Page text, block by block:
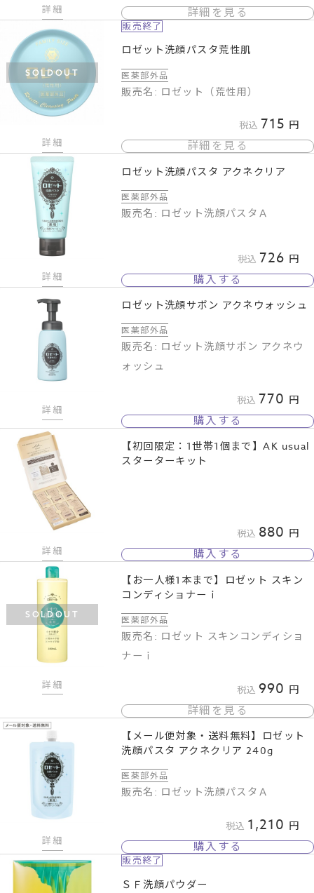
詳細 詳細を見る
SOLDOUT
詳細
販売終了
ロゼット洗顔パスタ荒性肌
医薬部外品
販売名: ロゼット（荒性用）
税込 715
詳細を見る
詳細
ロゼット洗顔パスタ アクネクリア
医薬部外品
販売名: ロゼット洗顔パスタＡ
税込 726
購入する
詳細
ロゼット洗顔サボン アクネウォッシュ
医薬部外品
販売名: ロゼット洗顔サボン アクネウ
ォッシュ
税込 770
購入する
詳細
【初回限定：1世帯1個まで】AK usual
スターターキット
税込 880
購入する
SOLDOUT
詳細
【お一人様1本まで】ロゼット スキン
コンディショナーｉ
医薬部外品
販売名: ロゼット スキンコンディショ
ナーｉ
税込 990
詳細を見る
詳細
【メール便対象・送料無料】ロゼット
洗顔パスタ アクネクリア 240g
医薬部外品
販売名: ロゼット洗顔パスタＡ
税込 1,210
購入する
販売終了
ＳＦ洗顔パウダー